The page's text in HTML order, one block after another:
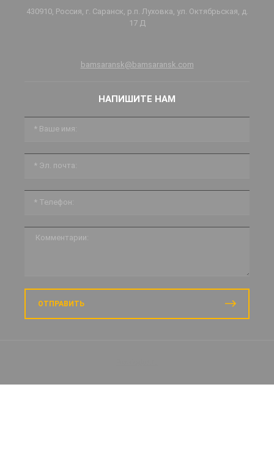
430910, Россия, г. Саранск, р.п. Луховка, ул. Октябрьская, д.
17 Д
bamsaransk@bamsaransk.com
НАПИШИТЕ НАМ
ОТПРАВИТЬ